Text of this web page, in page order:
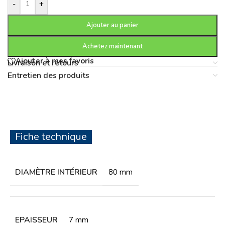
- +
Ajouter au panier
Achetez maintenant
Ajouter à mes favoris
Livraison et retours
Entretien des produits
Fiche technique
DIAMÈTRE INTÉRIEUR 80 mm
EPAISSEUR 7 mm